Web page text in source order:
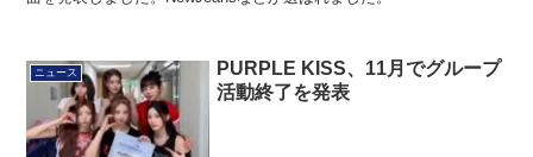
ニュース
PURPLE KISS、11月でグループ
活動終了を発表